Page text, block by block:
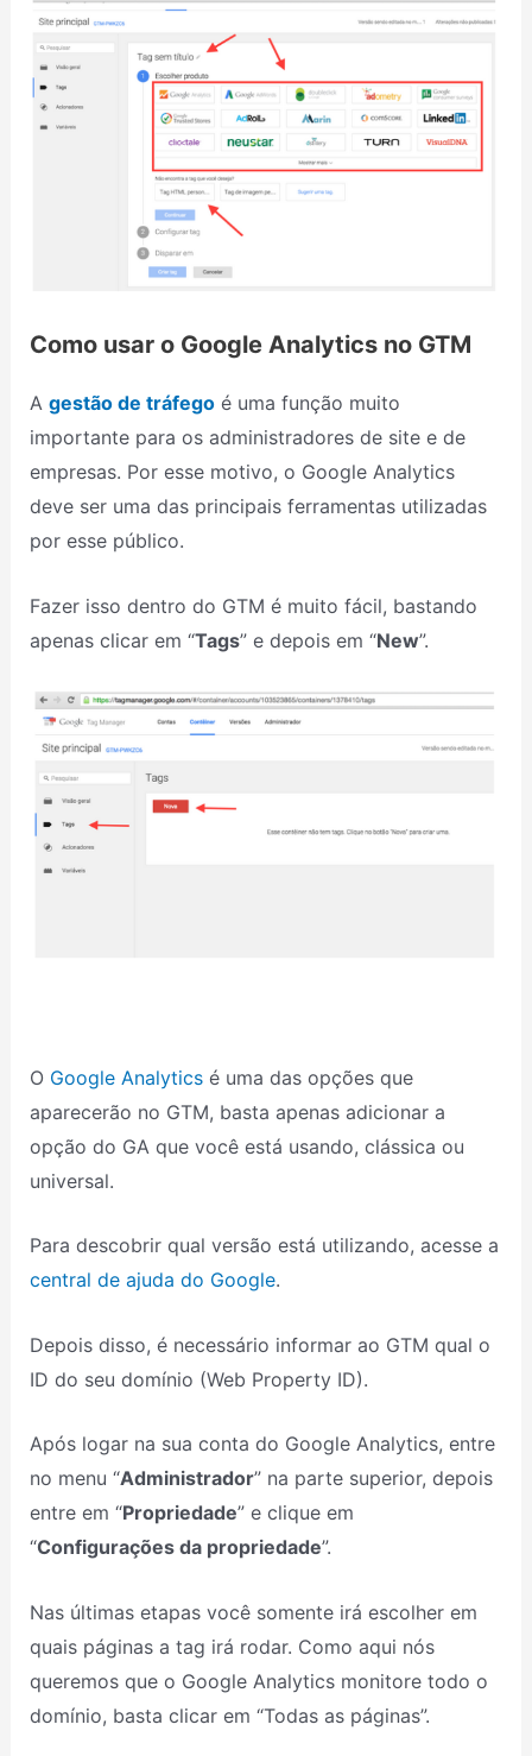
Como usar o Google Analytics no GTM
A gestão de tráfegoé uma função muito
importante para os administradores de site e de
empresas. Por esse motivo, o Google Analytics
deve ser uma das principais ferramentas utilizadas
por esse público.
Fazer isso dentro do GTM é muito fácil, bastando
apenas clicar em “Tags” e depois em “New”.
O Google Analyticsé uma das opções que
aparecerão no GTM, basta apenas adicionar a
opção do GA que você está usando, clássica ou
universal.
Para descobrir qual versão está utilizando, acesse a
central de ajuda do Google.
Depois disso, é necessário informar ao GTM qual o
ID do seu domínio (Web Property ID).
Após logar na sua conta do Google Analytics, entre
no menu “Administrador” na parte superior, depois
entre em “Propriedade” e clique em
“Configurações da propriedade”.
Nas últimas etapas você somente irá escolher em
quais páginas a tag irá rodar. Como aqui nós
queremos que o Google Analytics monitore todo o
domínio, basta clicar em “Todas as páginas”.